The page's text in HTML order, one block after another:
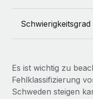
Mehr erfahren
Schwierigkeitsgrad
Es ist wichtig zu
Fehlklassifizierung
Schweden steigen